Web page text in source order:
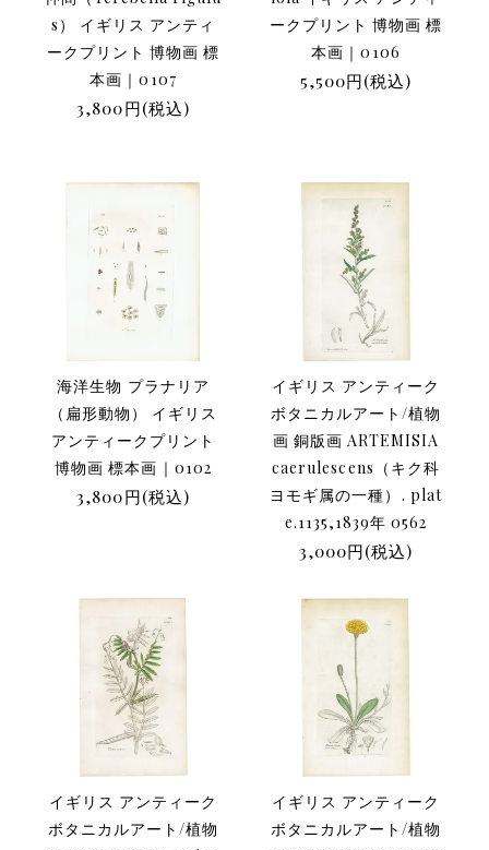
s） イギリス アンティ
ークプリント 博物画 標
本画｜0107
3,800円(税込)
ークプリント 博物画 標
本画｜0106
5,500円(税込)
海洋生物 プラナリア
（扁形動物） イギリス
アンティークプリント
博物画 標本画｜0102
3,800円(税込)
イギリス アンティーク
ボタニカルアート/植物
画 銅版画 ARTEMISIA
caerulescens（キク科
ヨモギ属の一種）. plat
e.1135,1839年 0562
3,000円(税込)
イギリス アンティーク
ボタニカルアート/植物
イギリス アンティーク
ボタニカルアート/植物